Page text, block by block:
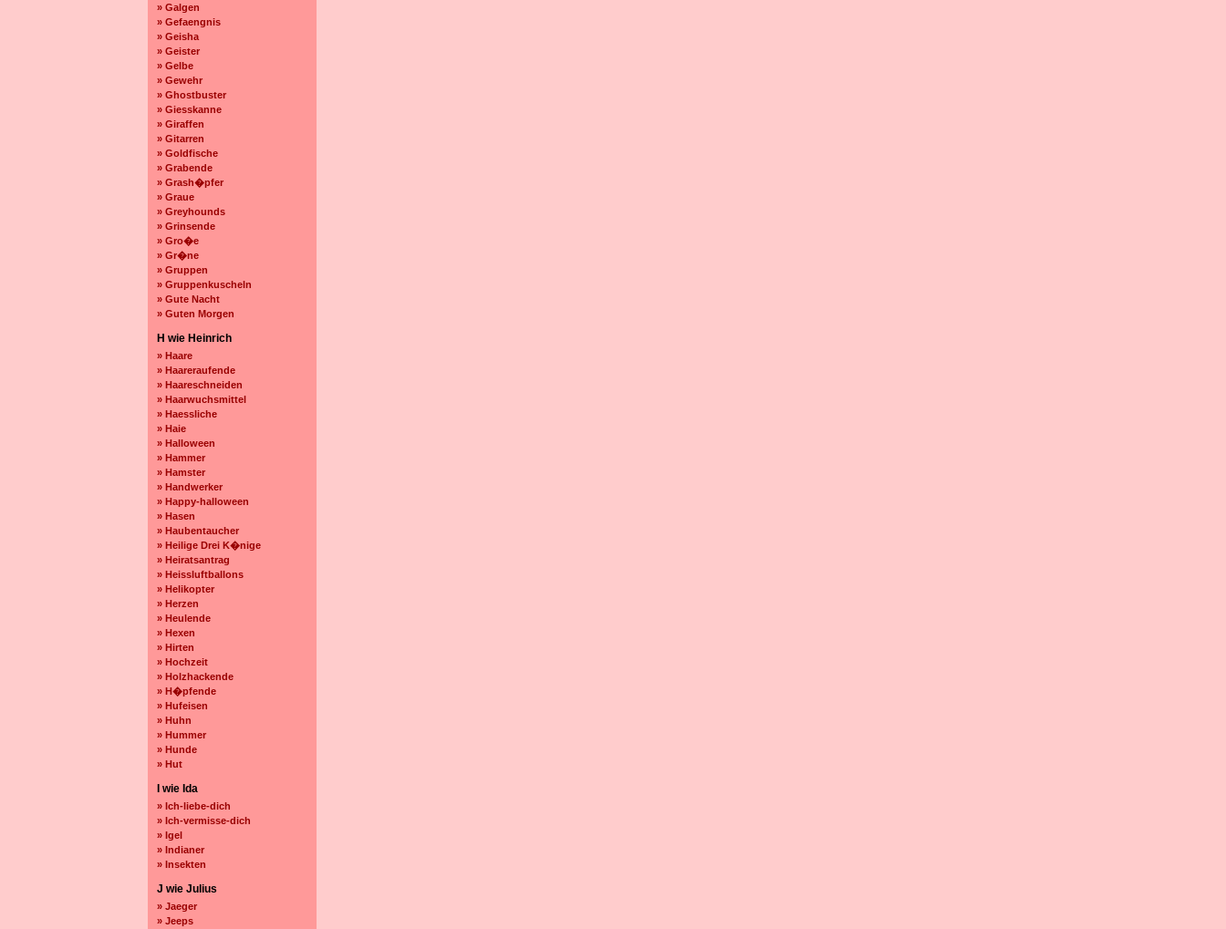
» Galgen
» Gefaengnis
» Geisha
» Geister
» Gelbe
» Gewehr
» Ghostbuster
» Giesskanne
» Giraffen
» Gitarren
» Goldfische
» Grabende
» Grash�pfer
» Graue
» Greyhounds
» Grinsende
» Gro�e
» Gr�ne
» Gruppen
» Gruppenkuscheln
» Gute Nacht
» Guten Morgen
H wie Heinrich
» Haare
» Haareraufende
» Haareschneiden
» Haarwuchsmittel
» Haessliche
» Haie
» Halloween
» Hammer
» Hamster
» Handwerker
» Happy-halloween
» Hasen
» Haubentaucher
» Heilige Drei K�nige
» Heiratsantrag
» Heissluftballons
» Helikopter
» Herzen
» Heulende
» Hexen
» Hirten
» Hochzeit
» Holzhackende
» H�pfende
» Hufeisen
» Huhn
» Hummer
» Hunde
» Hut
I wie Ida
» Ich-liebe-dich
» Ich-vermisse-dich
» Igel
» Indianer
» Insekten
J wie Julius
» Jaeger
» Jeeps